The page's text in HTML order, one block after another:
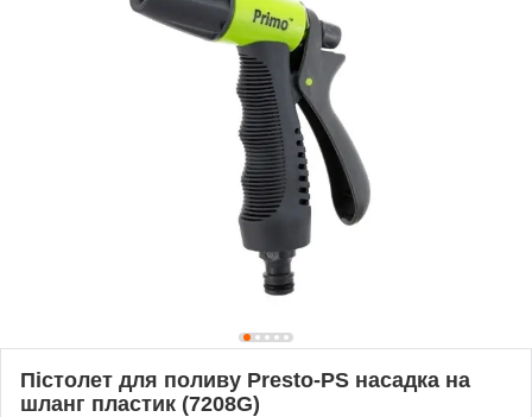
Пістолет для поливу Presto-PS насадка на
шланг пластик (7208G)